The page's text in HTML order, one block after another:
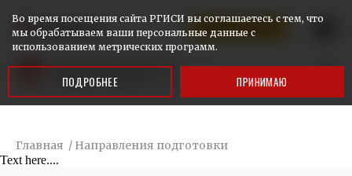
КАЛИНИНГРАД
Главная / Направления подготовки
Text here....
Во время посещения сайта РГИСИ вы соглашаетесь с тем, что
мы обрабатываем ваши персональные данные с
использованием метрических программ.
ПОДРОБНЕЕ ПРИНИМАЮ